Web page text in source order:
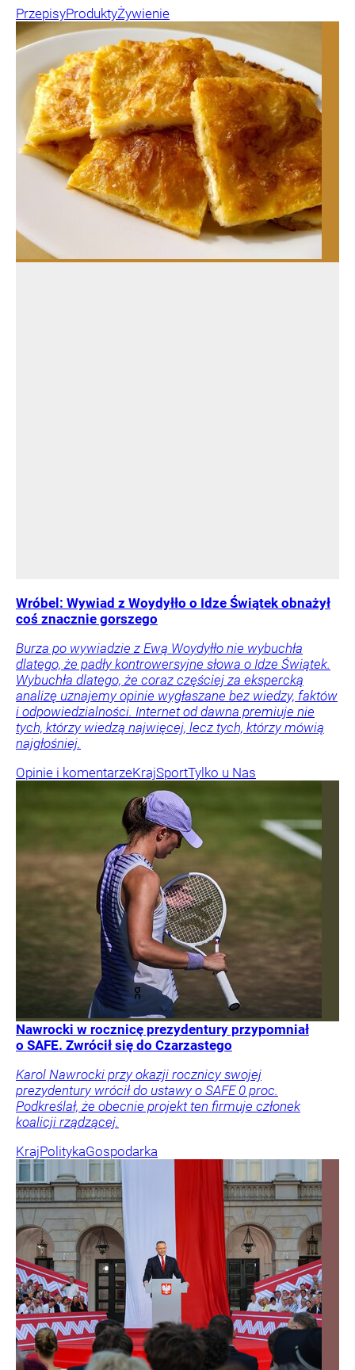
PrzepisyProduktyŻywienie
Wróbel: Wywiad z Woydyłło o Idze Świątek obnażył
coś znacznie gorszego
Burza po wywiadzie z Ewą Woydyłło nie wybuchła
dlatego, że padły kontrowersyjne słowa o Idze Świątek.
Wybuchła dlatego, że coraz częściej za ekspercką
analizę uznajemy opinie wygłaszane bez wiedzy, faktów
i odpowiedzialności. Internet od dawna premiuje nie
tych, którzy wiedzą najwięcej, lecz tych, którzy mówią
najgłośniej.
Opinie i komentarzeKrajSportTylko u Nas
Nawrocki w rocznicę prezydentury przypomniał
o SAFE. Zwrócił się do Czarzastego
Karol Nawrocki przy okazji rocznicy swojej
prezydentury wrócił do ustawy o SAFE 0 proc.
Podkreślał, że obecnie projekt ten firmuje członek
koalicji rządzącej.
KrajPolitykaGospodarka